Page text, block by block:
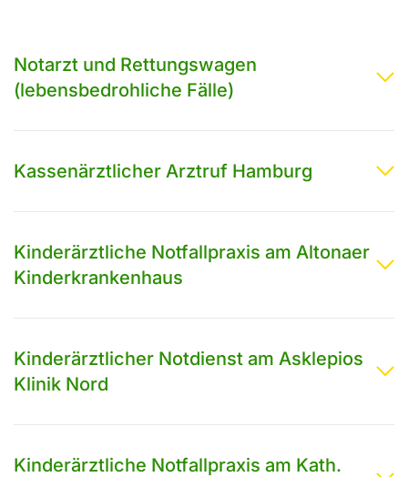
Notarzt und Rettungswagen
(lebensbedrohliche Fälle)
Kassenärztlicher Arztruf Hamburg
Kinderärztliche Notfallpraxis am Altonaer
Kinderkrankenhaus
Kinderärztlicher Notdienst am Asklepios
Klinik Nord
Kinderärztliche Notfallpraxis am Kath.